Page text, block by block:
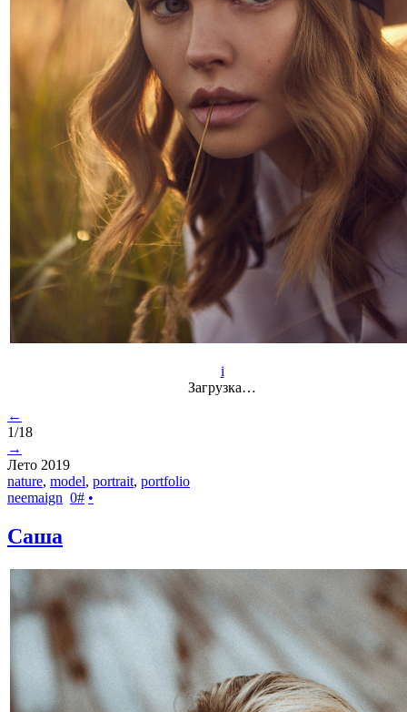
i
Загрузка…
←
1/18
→
Лето 2019
nature, model, portrait, portfolio
neemaign 0# •
Саша